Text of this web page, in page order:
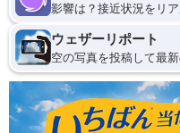
影響は？接近状況をリ
ウェザーリポート
空の写真を投稿して最